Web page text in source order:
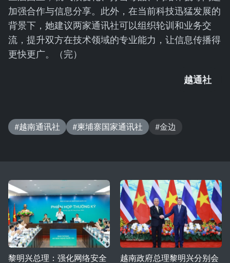
加强合作与信息分享。此外，在当前科技迅猛发展的
背景下，她建议两家通讯社可以组织轮训和业务交
流，提升双方在技术领域的专业能力，让信息传播得
更快更广。（完）
越通社
#越南通讯社 #柬埔寨国家通讯社 #金边
黎明兴总理：强化网络安全 越南政府总理黎明兴分别会